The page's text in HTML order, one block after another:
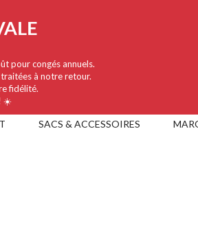
SACS & ACCESSOIRES
pour congés annuels.
à notre retour.
fidélité.
☀️